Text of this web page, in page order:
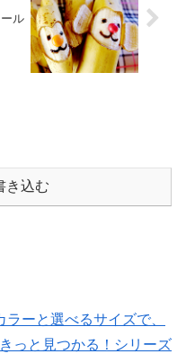
ル
き込む
ーと選べるサイズで、
っと見つかる！シリーズ